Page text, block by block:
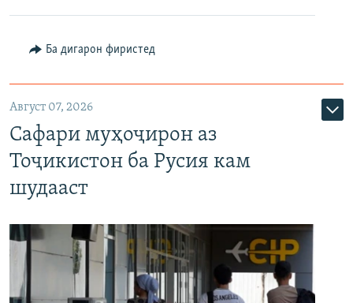
Ба дигарон фиристед
Август 07, 2026
Сафари муҳоҷирон аз
Тоҷикистон ба Русия кам
шудааст